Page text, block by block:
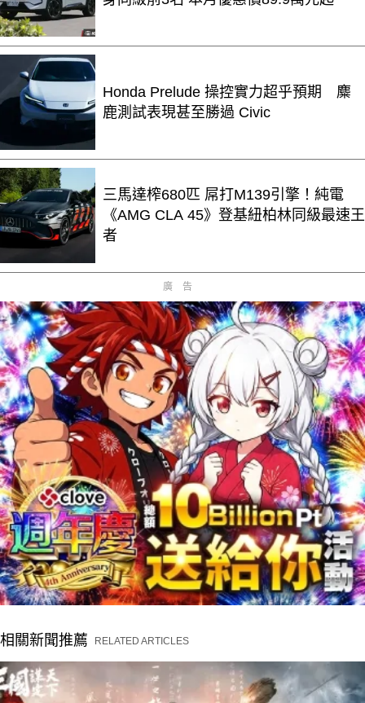
Honda Prelude 操控實力超乎預期 麋
鹿測試表現甚至勝過 Civic
三馬達榨680匹 屌打M139引擎！純電
《AMG CLA 45》登基紐柏林同級最速王
者
廣告
相關新聞推薦 RELATED ARTICLES